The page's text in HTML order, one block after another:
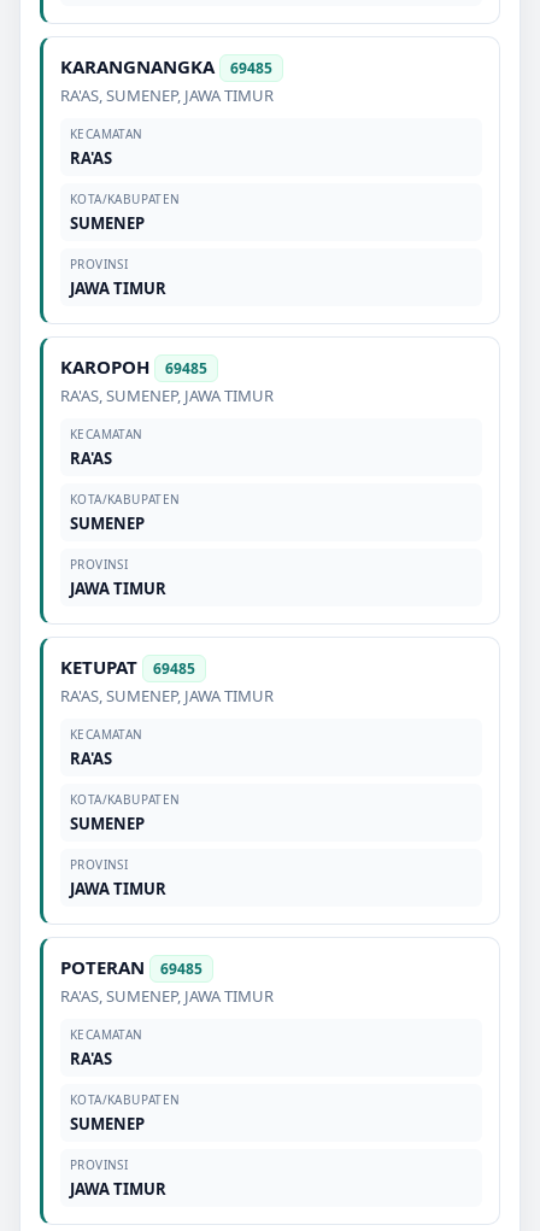
KARANGNANGKA 69485
RA'AS,SUMENEP, JAWA TIMUR
KECAMATAN
RA'AS
KOTA/KABUPATEN
SUMENEP
PROVINSI
JAWA TIMUR
KAROPOH 69485
RA'AS,SUMENEP, JAWA TIMUR
KECAMATAN
RA'AS
KOTA/KABUPATEN
SUMENEP
PROVINSI
JAWA TIMUR
KETUPAT 69485
RA'AS,SUMENEP, JAWA TIMUR
KECAMATAN
RA'AS
KOTA/KABUPATEN
SUMENEP
PROVINSI
JAWA TIMUR
POTERAN 69485
RA'AS,SUMENEP, JAWA TIMUR
KECAMATAN
RA'AS
KOTA/KABUPATEN
SUMENEP
PROVINSI
JAWA TIMUR